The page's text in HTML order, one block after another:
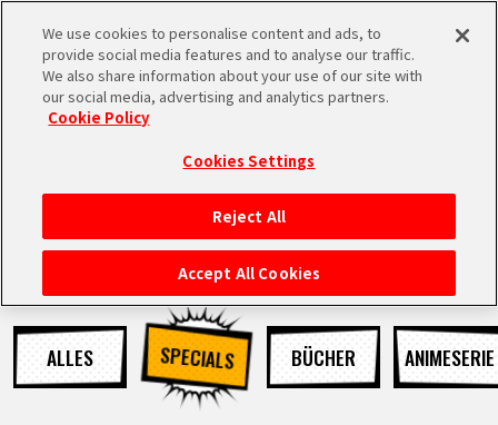
MEN
STARTSEITE
NEUES
HIGHLIGHTS
NEUES
ALLES SPECIALS BÜCHER ANIMESERIE
We use cookies to personalise content and ads, to
provide social media features and to analyse our traffic.
We also share information about your use of our site with
our social media, advertising and analytics partners.
Cookie Policy
Cookies Settings
Reject All
Accept All Cookies